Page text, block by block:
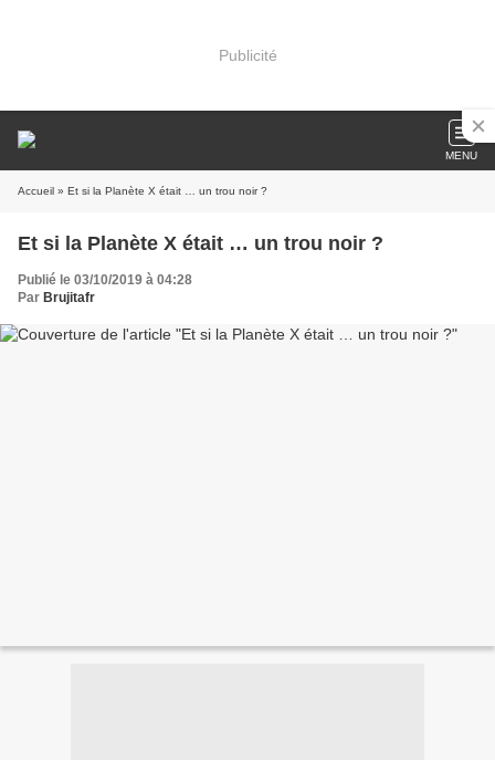
Publicité
MENU
Accueil » Et si la Planète X était … un trou noir ?
Et si la Planète X était … un trou noir ?
Publié le 03/10/2019 à 04:28
Par Brujitafr